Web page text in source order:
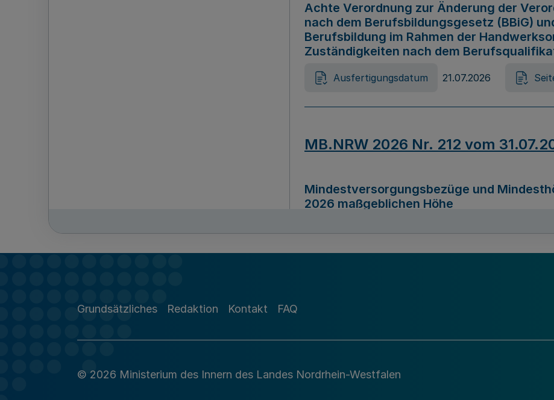
Achte Verordnung zur Änderung der
nach dem Berufsbildungsgesetz (BBiG)
Berufsbildung im Rahmen der
Zuständigkeiten nach dem
Ausfertigungsdatum 21.07.2026
MB.NRW 2026 Nr. 212 vom
Mindestversorgungsbezüge und
2026 maßgeblichen Höhe
Richtlinie zur Durchführung des
Grundsätzliches Redaktion Kontakt FAQ
© 2026 Ministerium des Innern des Landes Nordrhein-Westfalen